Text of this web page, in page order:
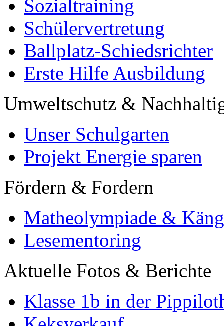
Sozialtraining
Schülervertretung
Ballplatz-Schiedsrichter
Erste Hilfe Ausbildung
Umweltschutz &
Unser Schulgarten
Projekt Energie sparen
Fördern & Fordern
Matheolympiade &
Lesementoring
Aktuelle Fotos & Berichte
Klasse 1b in der